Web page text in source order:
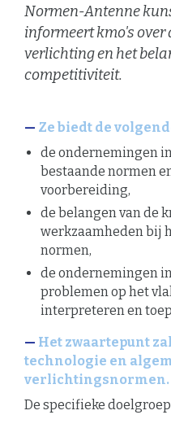
Normen-Antenne
informeert kmo's over
verlichting en het
competitiviteit.
Ze biedt de
de ondernemingen
bestaande normen
voorbereiding,
de belangen van de
werkzaamheden bij
normen,
de ondernemingen
problemen op het
interpreteren en
Het zwaartepunt
technologie en
verlichtingsnormen.
De specifieke